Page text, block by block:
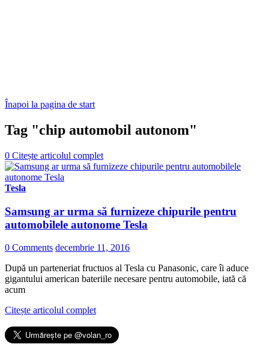
Înapoi la pagina de start
Tag "chip automobil autonom"
0 Citește articolul complet
Tesla
Samsung ar urma să furnizeze chipurile pentru
automobilele autonome Tesla
0 Comments decembrie 11, 2016
După un parteneriat fructuos al Tesla cu Panasonic, care îi aduce
gigantului american bateriile necesare pentru automobile, iată că
acum
Citește articolul complet